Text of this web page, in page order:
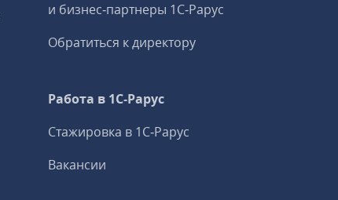
и бизнес‑партнеры 1С‑Рарус
Обратиться к директору
Работа в 1С‑Рарус
Стажировка в 1С‑Рарус
Вакансии